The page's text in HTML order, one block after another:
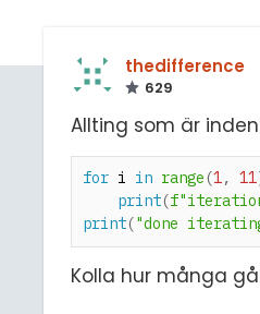
thedifference
629
Allting som är
for i in range(1, 11
print(
print("done
Kolla hur många